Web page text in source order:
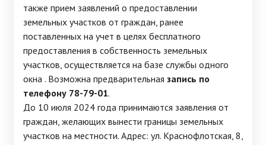
также прием заявлений о предоставлении
земельных участков от граждан, ранее
поставленных на учет в целях бесплатного
предоставления в собственность земельных
участков, осуществляется на базе службы одного
окна . Возможна предварительная запись по
телефону 78-79-01.
До 10 июля 2024 года принимаются заявления от
граждан, желающих вынести границы земельных
участков на местности. Адрес: ул. Краснофлотская, 8,